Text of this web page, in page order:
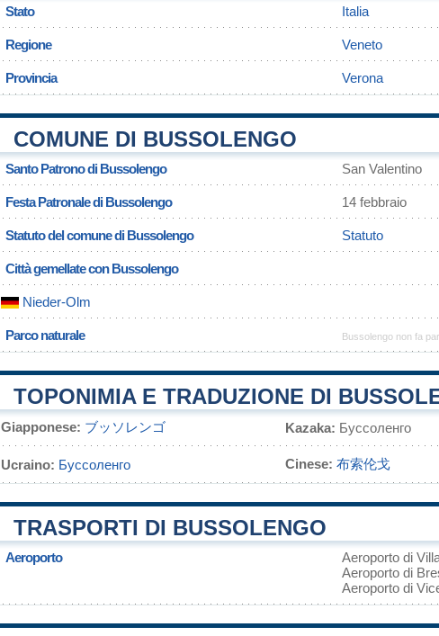
Stato Italia
Regione Veneto
Provincia Verona
COMUNE DI BUSSOLENGO
Santo Patrono di Bussolengo San Valentino
Festa Patronale di Bussolengo 14 febbraio
Statuto del comune di Bussolengo Statuto
Città gemellate con Bussolengo
Nieder-Olm
Parco naturale Bussolengo non fa
TOPONIMIA E TRADUZIONE DI
Giapponese: ブッソレンゴ Kazaka: Буссоленго
Ucraino: Буссоленго Cinese: 布索伦戈
TRASPORTI DI BUSSOLENGO
Aeroporto Aeroporto di
Aeroporto di
Aeroporto di